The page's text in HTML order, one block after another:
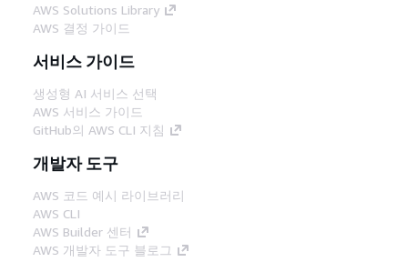
AWS Solutions Library
AWS 결정 가이드
서비스 가이드
생성형 AI 서비스 선택
AWS 서비스 가이드
GitHub의 AWS CLI 지침
개발자 도구
AWS 코드 예시 라이브러리
AWS CLI
AWS Builder 센터
AWS 개발자 도구 블로그